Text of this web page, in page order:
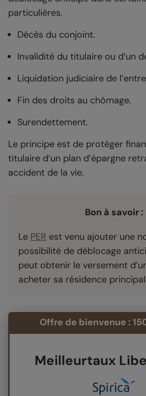
particulières.
Décès du conjoint.
Invalidité du titulaire ou d’un
Liquidation judiciaire de
Fin des droits au chômage.
Surendettement.
Le principe est de protéger
titulaire d’un plan d’épargne
accident de la vie.
Bon à savoir:
Le PER est venu ajouter une
possibilité de déblocage
peut obtenir le versement
acheter sa résidence
Offre de bienvenue :
Meilleurtaux